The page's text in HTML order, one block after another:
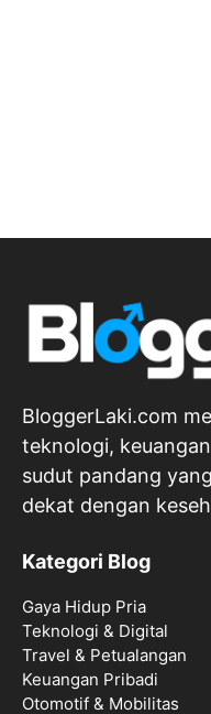
BloggerLaki.com
teknologi,
sudut pandang
dekat dengan
Kategori Blog
Gaya Hidup Pria
Teknologi & Digital
Travel & Petualangan
Keuangan Pribadi
Otomotif & Mobilitas